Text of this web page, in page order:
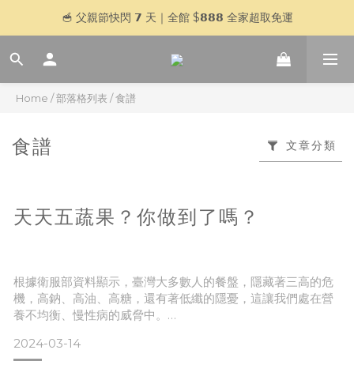
🥣 父親節快閃 𝟳 天｜全館 $𝟴𝟴𝟴 全家超取免運
🥣 父親節快閃 𝟳 天｜全館 $𝟴𝟴𝟴 全家超取免運
登入官網會員，贈＄𝟱𝟬 購物金
Home /部落格列表 /食譜
食譜 文章分類
天天五蔬果？你做到了嗎？
根據衛服部資料顯示，臺灣大多數人的餐盤，隱藏著三高的危
機，高鈉、高油、高糖，還有著低纖的隱憂，這讓我們處在營
養不均衡、慢性病的威脅中。
2024-03-14